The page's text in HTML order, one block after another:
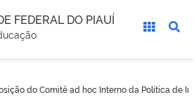
FEDERAL DO PIAUÍ
do Comitê ad hoc Interno da Política de